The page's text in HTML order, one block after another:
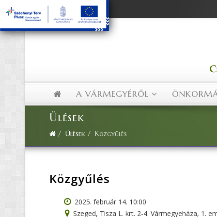
Facebook
A VÁRMEGYÉRŐL
Ülések
Ülések Közgyűlés
Közgyűlés
2025. február 14. 10:00
Szeged, Tisza L. krt. 2-4. Vármegyeháza, 1.